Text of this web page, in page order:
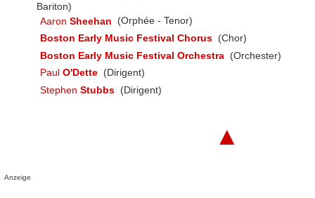
Bariton)
Aaron Sheehan
(Orphée - Tenor)
Boston Early Music Festival Chorus (Chor)
Boston Early Music Festival Orchestra (Orchester)
Paul O'Dette (Dirigent)
Stephen Stubbs (Dirigent)
▲
Anzeige